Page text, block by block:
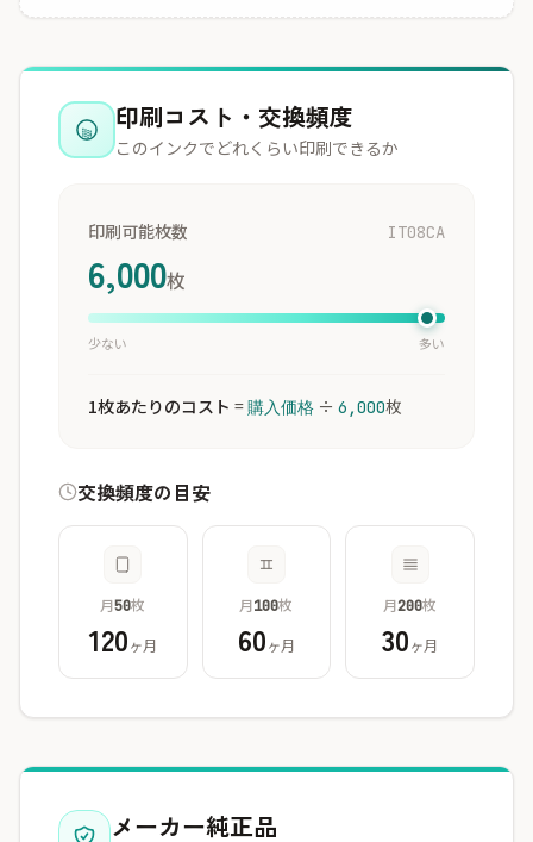
印刷コスト・交換頻度
このインクでどれくらい印刷できるか
印刷可能枚数
6,000枚
IT08CA
少ない 多い
1枚あたりのコスト =購入価格 ÷ 6,000枚
交換頻度の目安
月50枚
120ヶ月
月100枚
60ヶ月
月200枚
30ヶ月
メーカー純正品